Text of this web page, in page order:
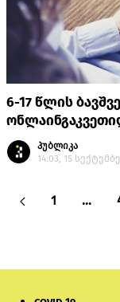
6-17 წლის
პუბლიკა
14:03, 15
1 …